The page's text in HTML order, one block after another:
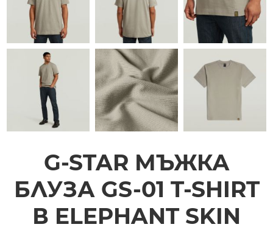
G-STAR МЪЖКА
БЛУЗА GS-01 T-SHIRT
В ELEPHANT SKIN